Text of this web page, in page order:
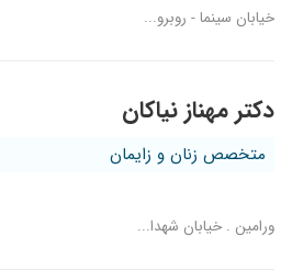
خیابان سینما - روبرو...
دکتر مهناز نیاکان
متخصص زنان و زایمان
ورامین . خیابان شهدا...